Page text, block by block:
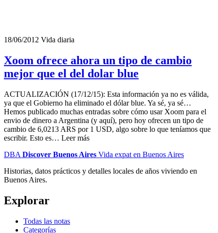
18/06/2012 Vida diaria
Xoom ofrece ahora un tipo de cambio
mejor que el del dolar blue
ACTUALIZACIÓN (17/12/15): Esta información ya no es válida,
ya que el Gobierno ha eliminado el dólar blue. Ya sé, ya sé…
Hemos publicado muchas entradas sobre cómo usar Xoom para el
envio de dinero a Argentina (y aquí), pero hoy ofrecen un tipo de
cambio de 6,0213 ARS por 1 USD, algo sobre lo que teníamos que
escribir. Esto es… Leer más
DBA Discover Buenos Aires Vida expat en Buenos Aires
Historias, datos prácticos y detalles locales de años viviendo en
Buenos Aires.
Explorar
Todas las notas
Categorías